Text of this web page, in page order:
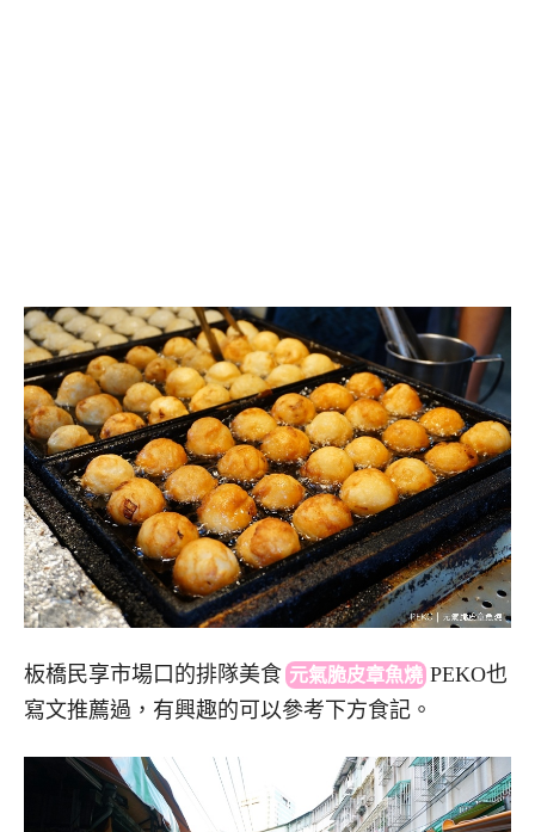
板橋民享市場口的排隊美食 元氣脆皮章魚燒 PEKO也
寫文推薦過，有興趣的可以參考下方食記。